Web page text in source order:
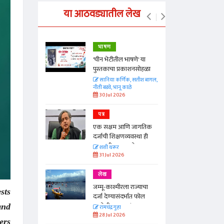
या आठवड्यातील लेख
भाषण
'चीन भेटीतील भाषणे' या
पुस्तकाचा प्रकाशनसोहळा
सानिया कर्णिक, सतीश बागल,
नीती बडवे, भानू काळे
30 Jul 2026
पत्र
एक सक्षम आणि जागतिक
दर्जाची शिक्षणव्यवस्था ही
काळाची गरज आहे
शशी थरूर
31 Jul 2026
लेख
जम्मू-काश्मीरला राज्याचा
दर्जा देण्यासंदर्भात फोल
ठरलेली आश्वासनं
रामचंद्र गुहा
28 Jul 2026